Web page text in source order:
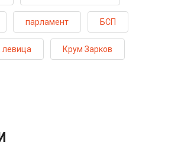
парламент БСП
Крум Зарков